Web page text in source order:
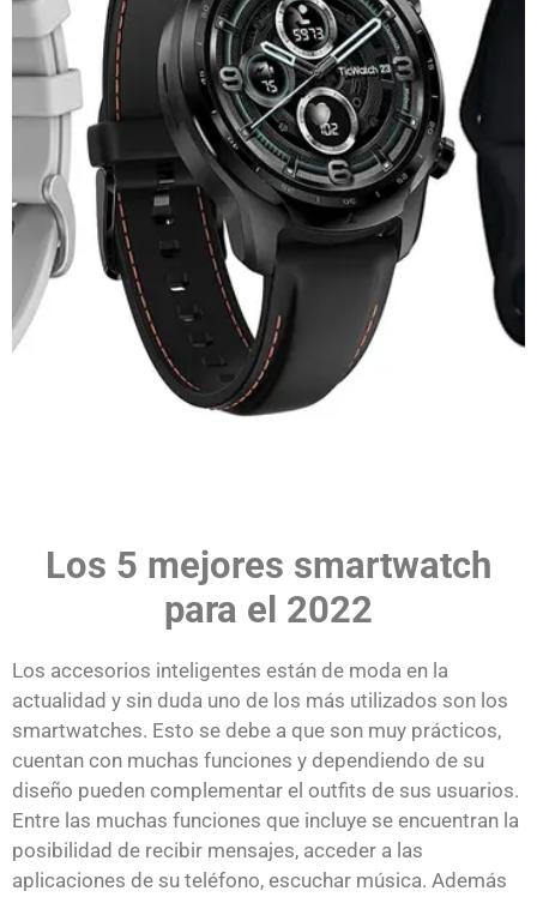
Los 5 mejores smartwatch
para el 2022
Los accesorios inteligentes están de moda en la
actualidad y sin duda uno de los más utilizados son los
smartwatches. Esto se debe a que son muy prácticos,
cuentan con muchas funciones y dependiendo de su
diseño pueden complementar el outfits de sus usuarios.
Entre las muchas funciones que incluye se encuentran la
posibilidad de recibir mensajes, acceder a las
aplicaciones de su teléfono, escuchar música. Además